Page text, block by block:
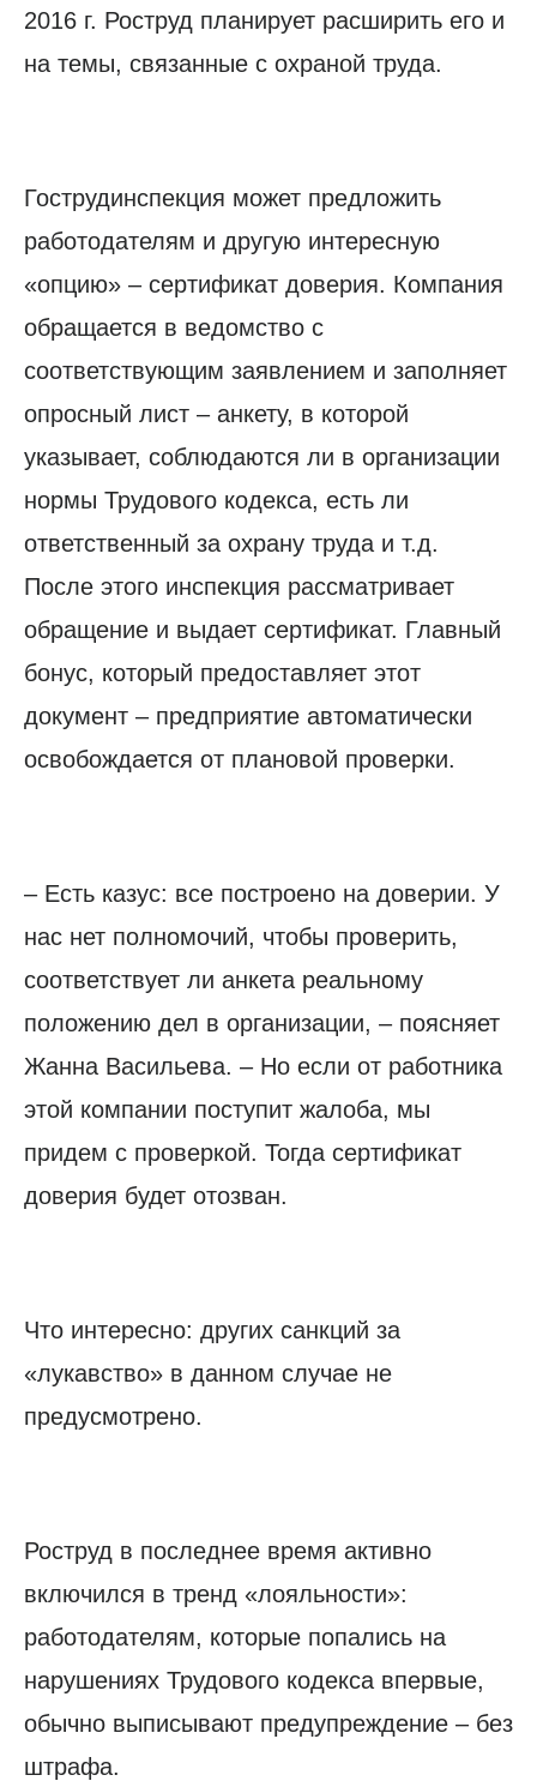
2016 г. Роструд планирует расширить его и
на темы, связанные с охраной труда.
Гострудинспекция может предложить
работодателям и другую интересную
«опцию» – сертификат доверия. Компания
обращается в ведомство с
соответствующим заявлением и заполняет
опросный лист – анкету, в которой
указывает, соблюдаются ли в организации
нормы Трудового кодекса, есть ли
ответственный за охрану труда и т.д.
После этого инспекция рассматривает
обращение и выдает сертификат. Главный
бонус, который предоставляет этот
документ – предприятие автоматически
освобождается от плановой проверки.
– Есть казус: все построено на доверии. У
нас нет полномочий, чтобы проверить,
соответствует ли анкета реальному
положению дел в организации, – поясняет
Жанна Васильева. – Но если от работника
этой компании поступит жалоба, мы
придем с проверкой. Тогда сертификат
доверия будет отозван.
Что интересно: других санкций за
«лукавство» в данном случае не
предусмотрено.
Роструд в последнее время активно
включился в тренд «лояльности»:
работодателям, которые попались на
нарушениях Трудового кодекса впервые,
обычно выписывают преду­преждение – без
штрафа.